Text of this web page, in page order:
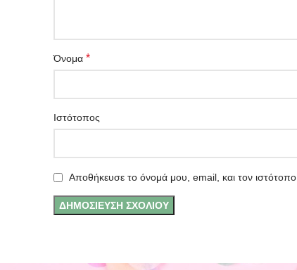
Όνομα *
Ιστότοπος
Αποθήκευσε το όνομά μου, email, και τον